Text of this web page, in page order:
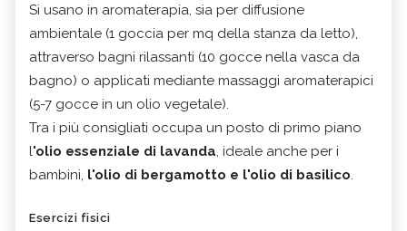
Si usano in aromaterapia, sia per diffusione
ambientale (1 goccia per mq della stanza da letto),
attraverso bagni rilassanti (10 gocce nella vasca da
bagno) o applicati mediante massaggi aromaterapici
(5-7 gocce in un olio vegetale).
Tra i più consigliati occupa un posto di primo piano
l'olio essenziale di lavanda, ideale anche per i
bambini, l'olio di bergamotto e l'olio di basilico.
Esercizi fisici